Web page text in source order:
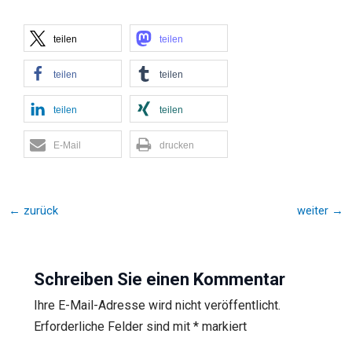
teilen teilen
teilen teilen
teilen teilen
E-Mail drucken
← zurück weiter →
Schreiben Sie einen Kommentar
Ihre E-Mail-Adresse wird nicht veröffentlicht.
Erforderliche Felder sind mit *markiert